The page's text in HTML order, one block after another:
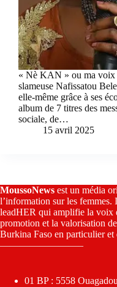
« Nè KAN » ou ma voix
slameuse Nafissatou
elle-même grâce à ses
album de 7 titres des
sociale, de…
15 avril 2025
MoussoNews est un média
l’information sur les
leadHER qui amplifie la voix
promotion et la valorisation
Burkina Faso en particulier et
————————–
01 BP : 5558